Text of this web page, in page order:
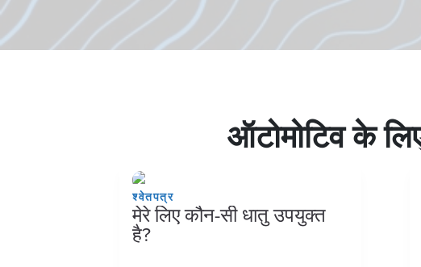
ऑटोमोटिव के
श्वेतपत्र
मेरे लिए कौन-सी धातु उपयुक्त
है?